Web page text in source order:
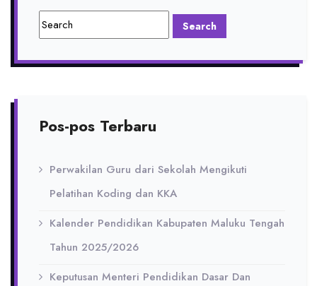
Pos-pos Terbaru
Perwakilan Guru dari Sekolah Mengikuti
Pelatihan Koding dan KKA
Kalender Pendidikan Kabupaten Maluku Tengah
Tahun 2025/2026
Keputusan Menteri Pendidikan Dasar Dan